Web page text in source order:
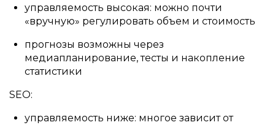
управляемость высокая: можно почти
«вручную» регулировать объем и стоимость
прогнозы возможны через
медиапланирование, тесты и накопление
статистики
SEO:
управляемость ниже: многое зависит от